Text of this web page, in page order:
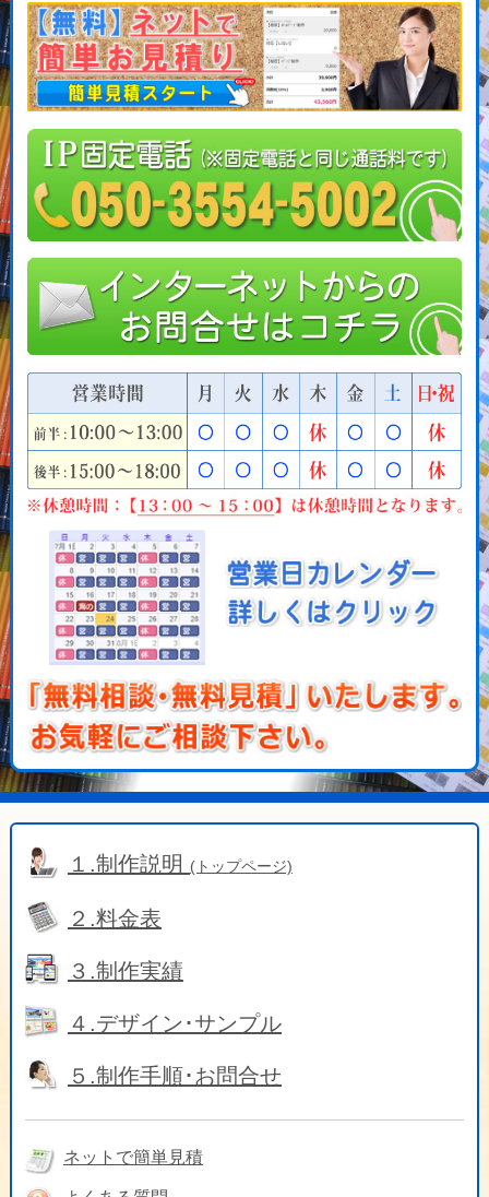
１.制作説明 (トップページ)
２.料金表
３.制作実績
４.デザイン･サンプル
５.制作手順･お問合せ
ネットで簡単見積